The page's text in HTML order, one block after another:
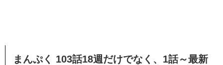
まんぷく 103話18週だけでなく、1話～最新